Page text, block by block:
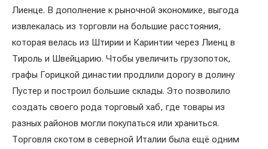
Лиенце. В дополнение к рыночной экономике, выгода
извлекалась из торговли на большие расстояния,
которая велась из Штирии и Каринтии через Лиенц в
Тироль и Швейцарию. Чтобы увеличить грузопоток,
графы Горицкой династии продлили дорогу в долину
Пустер и построил большие склады. Это позволило
создать своего рода торговый хаб, где товары из
разных районов могли покупаться или храниться.
Торговля скотом в северной Италии была ещё одним